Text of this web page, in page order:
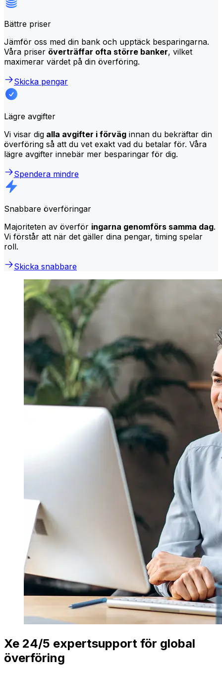
Bättre priser
Jämför oss med din bank och upptäck besparingarna.
Våra priser överträffar ofta större banker, vilket
maximerar värdet på din överföring.
Skicka pengar
Lägre avgifter
Vi visar dig alla avgifter i förväg innan du bekräftar din
överföring så att du vet exakt vad du betalar för. Våra
lägre avgifter innebär mer besparingar för dig.
Spendera mindre
Snabbare överföringar
Majoriteten av överför ingarna genomförs samma dag.
Vi förstår att när det gäller dina pengar, timing spelar
roll.
Skicka snabbare
Xe 24/5 expertsupport för global
överföring